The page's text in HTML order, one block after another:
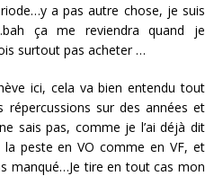
a pas autre chose, je suis
ça me reviendra quand je
surtout pas acheter …
ici, cela va bien entendu tout
répercussions sur des années et
sais pas, comme je l’ai déjà dit
la peste en VO comme en VF, et
manqué…Je tire en tout cas mon